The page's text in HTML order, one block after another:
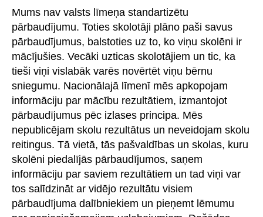
Mums nav valsts līmeņa standartizētu
pārbaudījumu. Toties skolotāji plāno paši savus
pārbaudījumus, balstoties uz to, ko viņu skolēni ir
mācījušies. Vecāki uzticas skolotājiem un tic, ka
tieši viņi vislabāk varēs novērtēt viņu bērnu
sniegumu. Nacionālajā līmenī mēs apkopojam
informāciju par mācību rezultātiem, izmantojot
pārbaudījumus pēc izlases principa. Mēs
nepublicējam skolu rezultātus un neveidojam skolu
reitingus. Tā vietā, tās pašvaldības un skolas, kuru
skolēni piedalījās pārbaudījumos, saņem
informāciju par saviem rezultātiem un tad viņi var
tos salīdzināt ar vidējo rezultātu visiem
pārbaudījuma dalībniekiem un pieņemt lēmumu